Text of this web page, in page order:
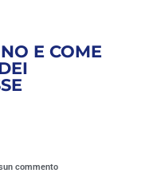
E COME
commento